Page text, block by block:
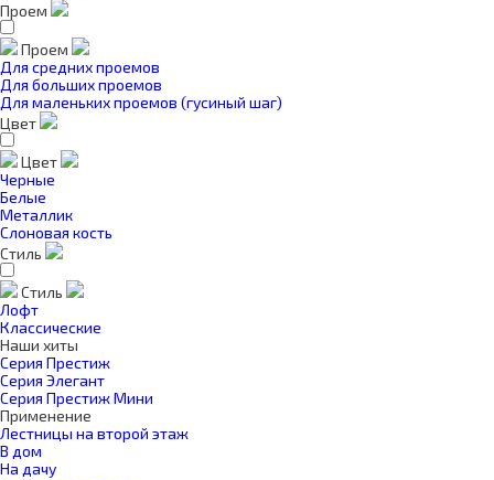
Проем
Проем
Для средних проемов
Для больших проемов
Для маленьких проемов (гусиный шаг)
Цвет
Цвет
Черные
Белые
Металлик
Слоновая кость
Стиль
Стиль
Лофт
Классические
Наши хиты
Серия Престиж
Серия Элегант
Серия Престиж Мини
Применение
Лестницы на второй этаж
В дом
На дачу